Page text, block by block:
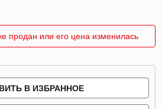
продан или его цена изменилась
В ИЗБРАННОЕ